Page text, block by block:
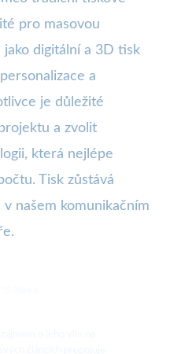
pro masovou
digitální a 3D tisk
a
je důležité
a zvolit
která nejlépe
Tisk zůstává
našem komunikačním